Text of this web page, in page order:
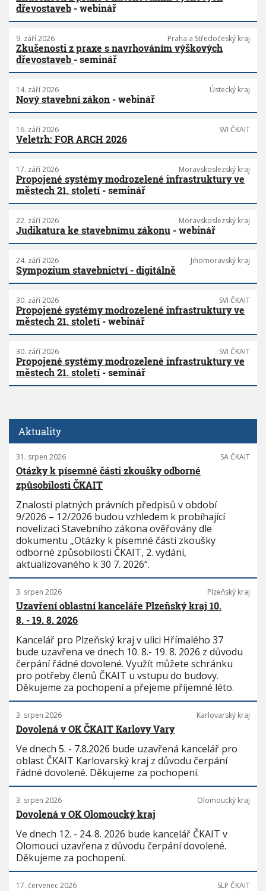
dřevostaveb - webinář
9. září 2026 Praha a Středočeský kraj
Zkušenosti z praxe s navrhováním výškových
dřevostaveb - seminář
14. září 2026 Ústecký kraj
Nový stavební zákon - webinář
16. září 2026 SVI ČKAIT
Veletrh: FOR ARCH 2026
17. září 2026 Moravskoslezský kraj
Propojené systémy modrozelené infrastruktury ve
městech 21. století - seminář
22. září 2026 Moravskoslezský kraj
Judikatura ke stavebnímu zákonu - webinář
24. září 2026 Jihomoravský kraj
Sympozium stavebnictví - digitálně
30. září 2026 SVI ČKAIT
Propojené systémy modrozelené infrastruktury ve
městech 21. století - webinář
30. září 2026 SVI ČKAIT
Propojené systémy modrozelené infrastruktury ve
městech 21. století - seminář
Aktuality
31. srpen 2026 SA ČKAIT
Otázky k písemné části zkoušky odborné
způsobilosti ČKAIT
Znalosti platných právních předpisů v období
9/2026 – 12/2026 budou vzhledem k probíhající
novelizaci Stavebního zákona ověřovány dle
dokumentu „Otázky k písemné části zkoušky
odborné způsobilosti ČKAIT, 2. vydání,
aktualizovaného k 30 7. 2026“.
3. srpen 2026 Plzeňský kraj
Uzavření oblastní kanceláře Plzeňský kraj 10.
8. - 19. 8. 2026
Kancelář pro Plzeňský kraj v ulici Hřímalého 37
bude uzavřena ve dnech 10. 8.- 19. 8. 2026 z důvodu
čerpání řádné dovolené. Využít můžete schránku
pro potřeby členů ČKAIT u vstupu do budovy.
Děkujeme za pochopení a přejeme příjemné léto.
3. srpen 2026 Karlovarský kraj
Dovolená v OK ČKAIT Karlovy Vary
Ve dnech 5. - 7.8.2026 bude uzavřená kancelář pro
oblast ČKAIT Karlovarský kraj z důvodu čerpání
řádné dovolené. Děkujeme za pochopení.
3. srpen 2026 Olomoucký kraj
Dovolená v OK Olomoucký kraj
Ve dnech 12. - 24. 8. 2026 bude kancelář ČKAIT v
Olomouci uzavřena z důvodu čerpání dovolené.
Děkujeme za pochopení.
17. červenec 2026 SLP ČKAIT